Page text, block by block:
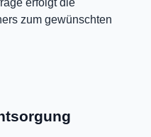
erfolgt die
zum gewünschten